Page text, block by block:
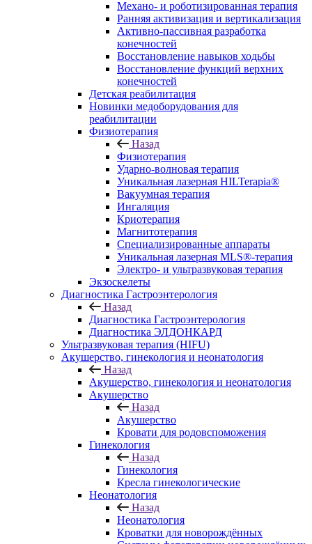
Механо- и роботизированная терапия
Ранняя активизация и вертикализация
Активно-пассивная разработка
конечностей
Восстановление навыков ходьбы
Восстановление функций верхних
конечностей
Детская реабилитация
Новинки медоборудования для
реабилитации
Физиотерапия
Назад
Физиотерапия
Ударно-волновая терапия
Уникальная лазерная HILTerapia®
Вакуумная терапия
Ингаляция
Криотерапия
Магнитотерапия
Специализированные аппараты
Уникальная лазерная MLS®-терапия
Электро- и ультразвуковая терапия
Экзоскелеты
Диагностика Гастроэнтерология
Назад
Диагностика Гастроэнтерология
Диагностика ЭЛДОНКАРД
Ультразвуковая терапия (HIFU)
Акушерство, гинекология и неонатология
Назад
Акушерство, гинекология и неонатология
Акушерство
Назад
Акушерство
Кровати для родовспоможения
Гинекология
Назад
Гинекология
Кресла гинекологические
Неонатология
Назад
Неонатология
Кроватки для новорождённых